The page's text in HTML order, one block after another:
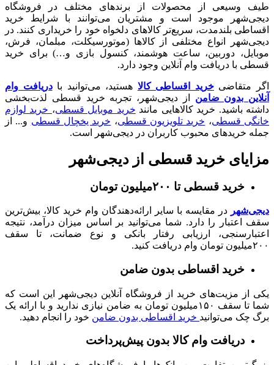
طیف وسیعی از محصولات از برندهای مختلف در فروشگاه
دیجی‌شهر موجود است و مشتریان می‌توانند با شرایط خرید
اقساطی بلندمدت، سریع‌تر کالاهای دلخواه خود را خریداری کنند. در
دیجی‌شهر انواع مختلفی از کالاها (موتورسیکلت، مبلمان، فرش،
موبایل، دوربین، ساعت هوشمند، کنسول بازی و…) برای خرید
قسطی با دریافت وام آنلاین وجود دارد.
اگر متقاضیخرید اقساطی کالا هستید، می‌توانید بادریافت وام
آنلاین بدون ضامن
از دیجی‌شهر، تجربه خرید قسطی لذت‌بخشی
داشته باشید. خرید کالا‌هایی مانند خرید موبایل قسطی، خرید لوازم
خانگی قسطی، خرید تلویزیون قسطی، خرید یخچال قسطی و... از
جمله خرید‌های محبوب کاربران در دیجی‌شهر است.
مزایای خرید قسطی از دیجی‌شهر
خرید قسطی تا ۲۰۰میلیون تومان
دیجی‌شهر در مقایسه با سایر ارائه‌دهندگان وام خرید کالا، بیش‌ترین
سقف اعتبار را دارد. شما می‌توانید بر اساس میزان درآمد، نتیجه
اعتبارسنجی، ارزیابی رفتار بانکی و نوع ضمانت، تا سقف
۲۰۰میلیون تومان وام دریافت کنید.
خرید اقساطی بدون ضامن
یکی از مزیت‌های خرید از فروشگاه آنلاین دیجی‌شهر این است که
شما تا سقف ۱۵۰میلیون تومان به ضامن نیازی ندارید و با ارائه یک
برگ چک می‌توانید خرید اقساطی بدون ضامن خود را انجام دهید.
دریافت وام کالا بدون پیش‌پرداخت